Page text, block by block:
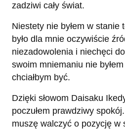
zadziwi cały świat.
Niestety nie byłem w stanie
było dla mnie oczywiście
niezadowolenia i niechęci
swoim mniemaniu nie
chciałbym być.
Dzięki słowom Daisaku
poczułem prawdziwy
muszę walczyć o pozycję w